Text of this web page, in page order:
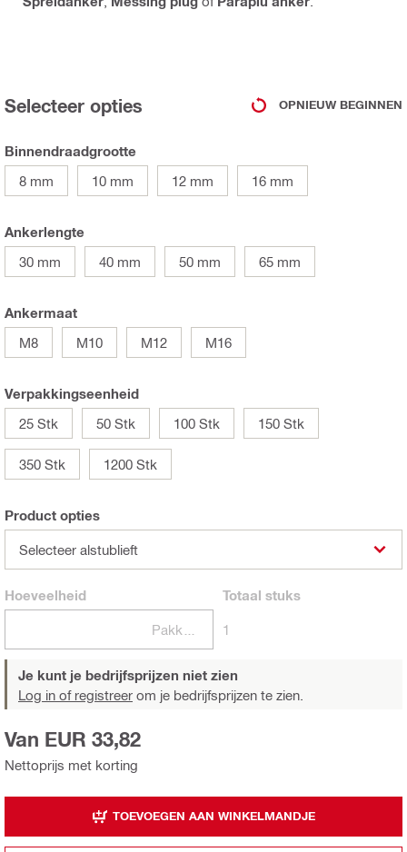
Selecteer opties OPNIEUW BEGINNEN
Binnendraadgrootte
8 mm
10 mm 12 mm 16 mm
Ankerlengte
30 mm
40 mm 50 mm 65 mm
Ankermaat
M8
M10 M12 M16
Verpakkingseenheid
25 Stk
50 Stk 100 Stk 150 Stk
350 Stk 1200 Stk
Product opties
Selecteer alstublieft
Hoeveelheid Totaal stuks
1
Je kunt je bedrijfsprijzen niet zien
Log in of registreer om je bedrijfsprijzen te zien.
Nettoprijs met korting
Van EUR 33,82
TOEVOEGEN AAN WINKELMANDJE